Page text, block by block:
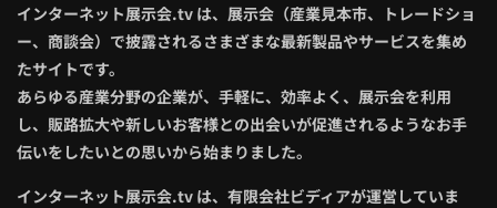
インターネット展示会.tv は、展示会（産業見本市、トレードショ
ー、商談会）で披露されるさまざまな最新製品やサービスを集め
たサイトです。
あらゆる産業分野の企業が、手軽に、効率よく、展示会を利用
し、販路拡大や新しいお客様との出会いが促進されるようなお手
伝いをしたいとの思いから始まりました。
インターネット展示会.tv は、有限会社ビディアが運営していま